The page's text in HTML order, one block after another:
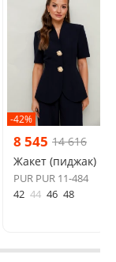
-42%
8 545 14 616
Жакет (пиджак)
PUR PUR 11-484
42 44 46 48